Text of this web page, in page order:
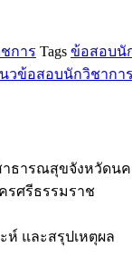
การ Tags ข้อสอบนั
วข้อสอบนักวิชากา
ธารณสุขจังหวัดนค
รศรีธรรมราช
ห์ และสรุปเหตุผล